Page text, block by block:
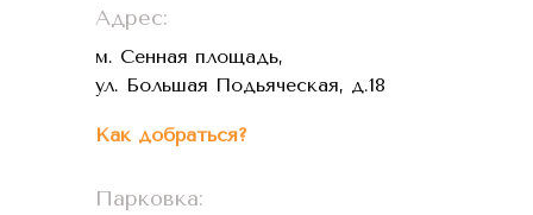
Адрес:
Парковка:
м. Сенная площадь,
ул. Большая Подьяческая, д.18
Как добраться?